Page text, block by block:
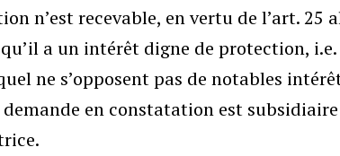
n’est recevable, en vertu de l’art. 25
a un intérêt digne de protection,
ne s’opposent pas de notables
en constatation est